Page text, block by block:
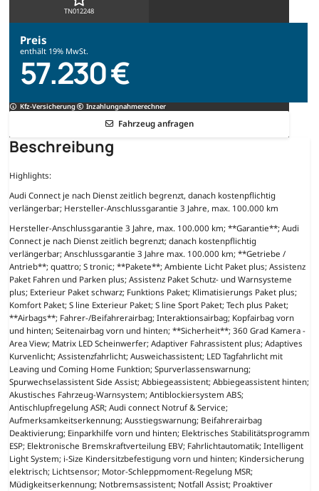
TN012248
Preis
enthält 19% MwSt.
57.230 €
Kfz-Versicherung Inzahlungnahmerechner
Fahrzeug anfragen
Beschreibung
Highlights:
Audi Connect je nach Dienst zeitlich begrenzt, danach kostenpflichtig
verlängerbar; Hersteller-Anschlussgarantie 3 Jahre, max. 100.000 km
Hersteller-Anschlussgarantie 3 Jahre, max. 100.000 km; **Garantie**; Audi
Connect je nach Dienst zeitlich begrenzt; danach kostenpflichtig
verlängerbar; Anschlussgarantie 3 Jahre max. 100.000 km; **Getriebe /
Antrieb**; quattro; S tronic; **Pakete**; Ambiente Licht Paket plus; Assistenz
Paket Fahren und Parken plus; Assistenz Paket Schutz- und Warnsysteme
plus; Exterieur Paket schwarz; Funktions Paket; Klimatisierungs Paket plus;
Komfort Paket; S line Exterieur Paket; S line Sport Paket; Tech plus Paket;
**Airbags**; Fahrer-/Beifahrerairbag; Interaktionsairbag; Kopfairbag vorn
und hinten; Seitenairbag vorn und hinten; **Sicherheit**; 360 Grad Kamera -
Area View; Matrix LED Scheinwerfer; Adaptiver Fahrassistent plus; Adaptives
Kurvenlicht; Assistenzfahrlicht; Ausweichassistent; LED Tagfahrlicht mit
Leaving und Coming Home Funktion; Spurverlassenswarnung;
Spurwechselassistent Side Assist; Abbiegeassistent; Abbiegeassistent hinten;
Akustisches Fahrzeug-Warnsystem; Antiblockiersystem ABS;
Antischlupfregelung ASR; Audi connect Notruf & Service;
Aufmerksamkeitserkennung; Ausstiegswarnung; Beifahrerairbag
Deaktivierung; Einparkhilfe vorn und hinten; Elektrisches Stabilitätsprogramm
ESP; Elektronische Bremskraftverteilung EBV; Fahrlichtautomatik; Intelligent
Light System; i-Size Kindersitzbefestigung vorn und hinten; Kindersicherung
elektrisch; Lichtsensor; Motor-Schleppmoment-Regelung MSR;
Müdigkeitserkennung; Notbremsassistent; Notfall Assist; Proaktiver